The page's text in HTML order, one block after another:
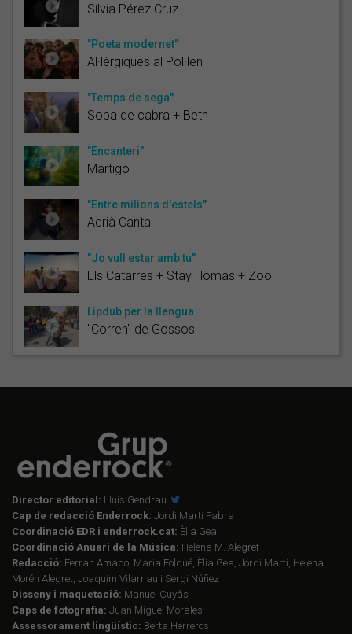
Sílvia Pérez Cruz
"Poeta modernet"
Al·lèrgiques al Pol·len
"Temps de sega"
Sopa de cabra + Beth
"Encanteri"
Martigo
"Entre milions d'estels"
Adrià Canta
"Jo vull estar amb tu"
Els Catarres + Stay Homas + Zoo
Lipdub per la llengua
"Corren" de Gossos
Director editorial: Lluís Gendrau
Cap de redacció Enderrock: Jordi Martí Fabra
Coordinació EDR i enderrock.cat: Èlia Gea
Coordinació Anuari de la Música: Helena M. Alegret
Redacció: Ferran Amado, Maria Folqué, Èlia Gea, Jordi Martí, Helena
Morén Alegret, Joaquim Vilarnau i Sergi Núñez
Disseny i maquetació: Manuel Cuyàs
Caps de fotografia: Juan Miguel Morales
Assessorament lingüístic: Berta Herreros